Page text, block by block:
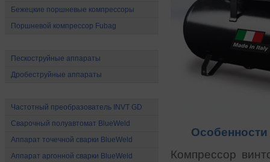
Бежецкие поршневые компрессоры
Поршневой компрессор Fubag
Пескоструйные аппараты
Дробеструйные аппараты
Частотный преобразователь INVT GD
Сварочный полуавтомат BlueWeld
Аппарат точечной сварки BlueWeld
Аппарат аргонной сварки BlueWeld
Компрессор